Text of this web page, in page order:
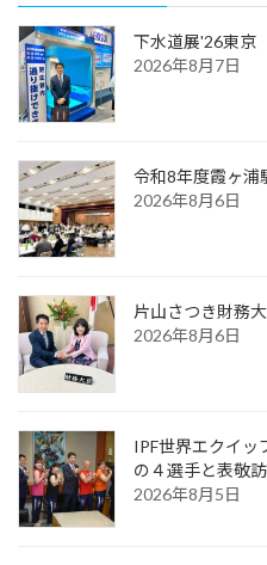
下水道展'26東京
2026年8月7日
令和8年度霞ヶ浦
2026年8月6日
片山さつき財務
2026年8月6日
IPF世界エクイッ
の４選手と表敬
2026年8月5日